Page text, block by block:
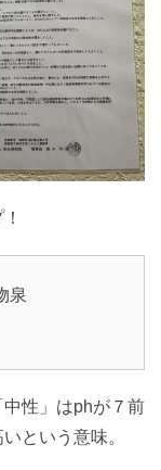
泉
中性」はphが７前
という意味。